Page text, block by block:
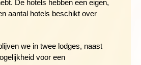
De heuvel
is begroeit met salakstruiken,
in Indonesië voorkomt. Samen met
er een lange afdaling door een
vergezichten over rijstvelden
De hotels hebben een eigen,
aantal hotels beschikt over
we in twee lodges, naast
voor een